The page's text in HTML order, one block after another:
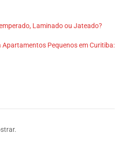
Laminado ou Jateado?
Pequenos em Curitiba: